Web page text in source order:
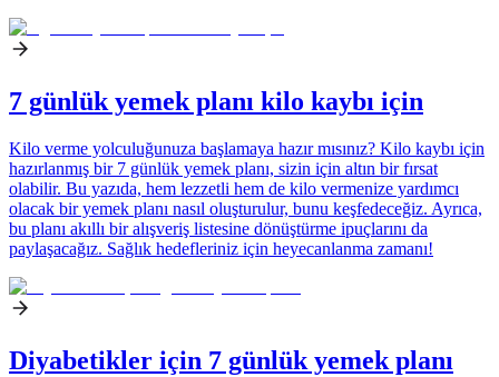
7 günlük yemek planı kilo kaybı için
Kilo verme yolculuğunuza başlamaya hazır mısınız? Kilo kaybı için
hazırlanmış bir 7 günlük yemek planı, sizin için altın bir fırsat
olabilir. Bu yazıda, hem lezzetli hem de kilo vermenize yardımcı
olacak bir yemek planı nasıl oluşturulur, bunu keşfedeceğiz. Ayrıca,
bu planı akıllı bir alışveriş listesine dönüştürme ipuçlarını da
paylaşacağız. Sağlık hedefleriniz için heyecanlanma zamanı!
Diyabetikler için 7 günlük yemek planı